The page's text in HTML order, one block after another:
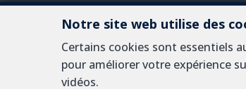
Notre site web utilise des
Certains cookies sont essentiels
pour améliorer votre expérience
vidéos.
Sorimo respecte les obligations prévues par
RC professionnelle et cautionnement